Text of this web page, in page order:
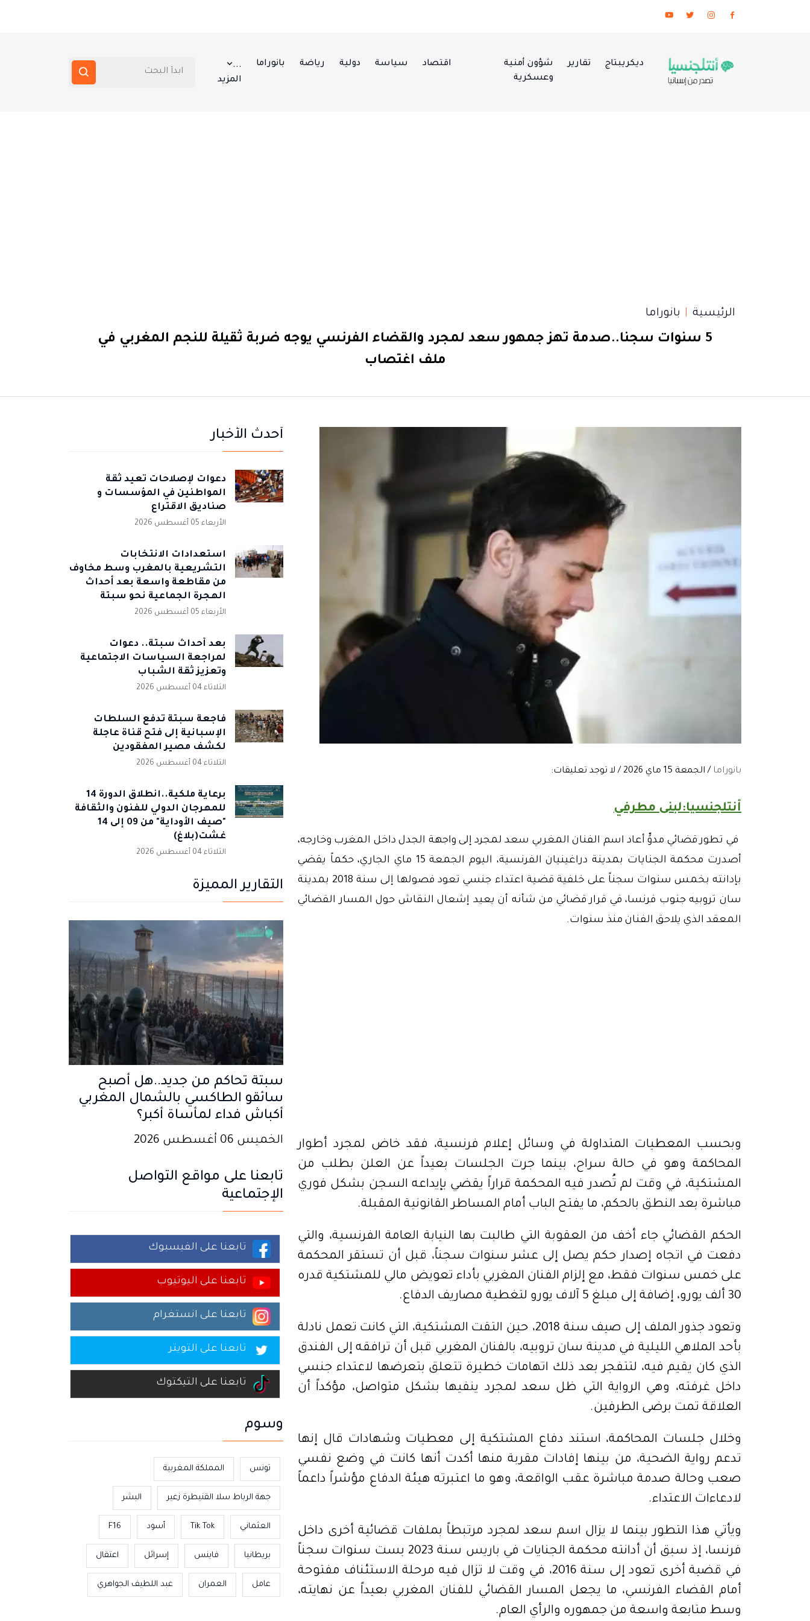
ديكريبتاج تقارير
شؤون أمنية
وعسكرية
اقتصاد سياسة دولية رياضة بانوراما
...
المزيد
الرئيسية بانوراما
5 سنوات سجنا..صدمة تهز جمهور سعد لمجرد والقضاء الفرنسي يوجه ضربة ثقيلة للنجم المغربي في
ملف اغتصاب
بانوراما / الجمعة 15 ماي 2026 / لا توجد تعليقات:
أنتلجنسيا:لبنى مطرفي
في تطور قضائي مدوٍّ أعاد اسم الفنان المغربي سعد لمجرد إلى واجهة الجدل داخل المغرب وخارجه،
أصدرت محكمة الجنايات بمدينة دراغينيان
الفرنسية، اليوم الجمعة 15 ماي الجاري، حكماً يقضي
بإدانته بخمس سنوات سجناً على خلفية قضية اعتداء جنسي تعود فصولها إلى سنة 2018 بمدينة
سان تروبيهجنوب فرنسا، في قرار قضائي من شأنه أن يعيد إشعال النقاش حول المسار القضائي
المعقد الذي يلاحق الفنان منذ سنوات.
وبحسب المعطيات المتداولة في وسائل إعلام فرنسية، فقد خاض لمجرد أطوار
المحاكمة وهو في حالة سراح، بينما جرت الجلسات بعيداً عن العلن بطلب من
المشتكية، في وقت لم تُصدر فيه المحكمة قراراً يقضي بإيداعه السجن بشكل فوري
مباشرة بعد النطق بالحكم، ما يفتح الباب أمام المساطر القانونية المقبلة.
الحكم القضائي جاء أخف من العقوبة التي طالبت بها النيابة العامة الفرنسية، والتي
دفعت في اتجاه إصدار حكم يصل إلى عشر سنوات سجناً، قبل أن تستقر المحكمة
على خمس سنوات فقط، مع إلزام الفنان المغربي بأداء تعويض مالي للمشتكية قدره
30 ألف يورو، إضافة إلى مبلغ 5 آلاف يورو لتغطية مصاريف الدفاع.
وتعود جذور الملف إلى صيف سنة 2018، حين التقت المشتكية، التي كانت تعمل نادلة
بأحد الملاهي الليلية في مدينة سان تروبيه، بالفنان المغربي قبل أن ترافقه إلى الفندق
الذي كان يقيم فيه، لتتفجر بعد ذلك اتهامات خطيرة تتعلق بتعرضها لاعتداء جنسي
داخل غرفته، وهي الرواية التي ظل سعد لمجرد ينفيها بشكل متواصل، مؤكداً أن
العلاقة تمت برضى الطرفين.
وخلال جلسات المحاكمة، استند دفاع المشتكية إلى معطيات وشهادات قال إنها
تدعم رواية الضحية، من بينها إفادات مقربة منها أكدت أنها كانت في وضع نفسي
صعب وحالة صدمة مباشرة عقب الواقعة، وهو ما اعتبرته هيئة الدفاع مؤشراً داعماً
لادعاءات الاعتداء.
ويأتي هذا التطور بينما لا يزال اسم سعد لمجرد مرتبطاً بملفات قضائية أخرى داخل
فرنسا، إذ سبق أن أدانته محكمة الجنايات في باريس
سنة 2023 بست سنوات سجناً
في قضية أخرى تعود إلى سنة 2016، في وقت لا تزال فيه مرحلة الاستئناف مفتوحة
أمام القضاء الفرنسي، ما يجعل المسار القضائي للفنان المغربي بعيداً عن نهايته،
وسط متابعة واسعة من جمهوره والرأي العام.
أحدث الأخبار
دعوات لإصلاحات تعيد ثقة
المواطنين في المؤسسات و
صناديق الاقتراع
الأربعاء 05 أغسطس 2026
استعدادات الانتخابات
التشريعية بالمغرب وسط مخاوف
من مقاطعة واسعة بعد أحداث
الهجرة الجماعية نحو سبتة
الأربعاء 05 أغسطس 2026
بعد أحداث سبتة.. دعوات
لمراجعة السياسات الاجتماعية
وتعزيز ثقة الشباب
الثلاثاء 04 أغسطس 2026
فاجعة سبتة تدفع السلطات
الإسبانية إلى فتح قناة عاجلة
لكشف مصير المفقودين
الثلاثاء 04 أغسطس 2026
برعاية ملكية..انطلاق الدورة 14
للمهرجان الدولي للفنون والثقافة
"صيف الأوداية" من 09 إلى 14
غشت(بلاغ)
الثلاثاء 04 أغسطس 2026
التقارير المميزة
سبتة تحاكم من جديد..هل أصبح
سائقو الطاكسي بالشمال المغربي
أكباش فداء لمأساة أكبر؟
الخميس 06 أغسطس 2026
تابعنا على مواقع التواصل
الإجتماعية
تابعنا على الفيسبوك
تابعنا على اليوتيوب
تابعنا على انستغرام
تابعنا على التويتر
تابعنا على التيكتوك
وسوم
تونس المملكة المغربية
جهة الرباط سلا القنيطرة زعير البشر
العثماني Tik Tok أسود F16
بريطانيا فاينس إسرائل اعتقال
عامل العمران عبد اللطيف الجواهري